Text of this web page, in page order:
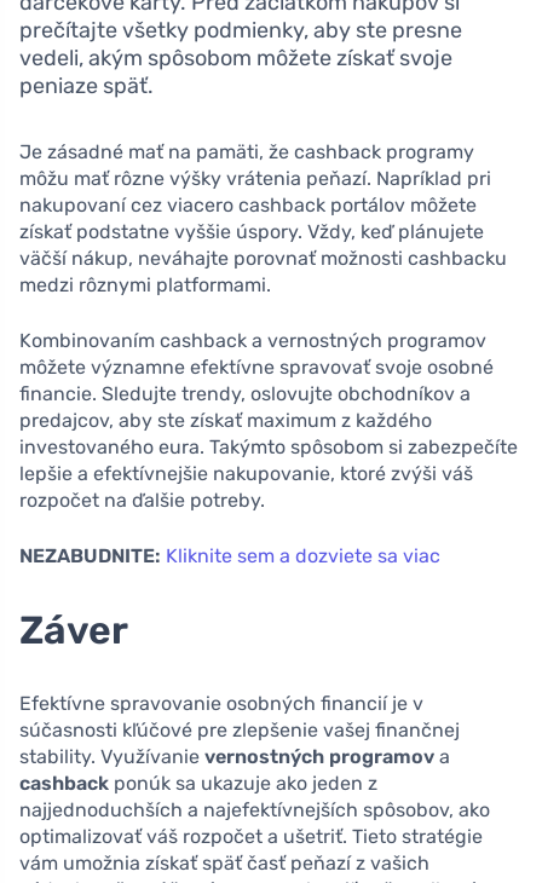
prečítajte všetky podmienky, aby ste presne
vedeli, akým spôsobom môžete získať svoje
peniaze späť.
Je zásadné mať na pamäti, že cashback programy
môžu mať rôzne výšky vrátenia peňazí. Napríklad pri
nakupovaní cez viacero cashback portálov môžete
získať podstatne vyššie úspory. Vždy, keď plánujete
väčší nákup, neváhajte porovnať možnosti cashbacku
medzi rôznymi platformami.
Kombinovaním cashback a vernostných programov
môžete významne efektívne spravovať svoje osobné
financie. Sledujte trendy, oslovujte obchodníkov a
predajcov, aby ste získať maximum z každého
investovaného eura. Takýmto spôsobom si zabezpečíte
lepšie a efektívnejšie nakupovanie, ktoré zvýši váš
rozpočet na ďalšie potreby.
NEZABUDNITE: Kliknite sem a dozviete sa viac
Záver
Efektívne spravovanie osobných financií je v
súčasnosti kľúčové pre zlepšenie vašej finančnej
stability. Využívanie vernostných programov a
cashback ponúk sa ukazuje ako jeden z
najjednoduchších a najefektívnejších spôsobov, ako
optimalizovať váš rozpočet a ušetriť. Tieto stratégie
vám umožnia získať späť časť peňazí z vašich